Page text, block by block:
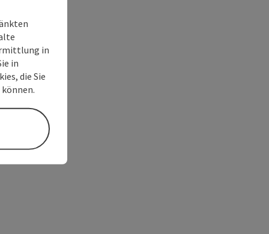
in
in
die Sie